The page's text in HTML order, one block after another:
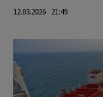
12.03.2026 21:49